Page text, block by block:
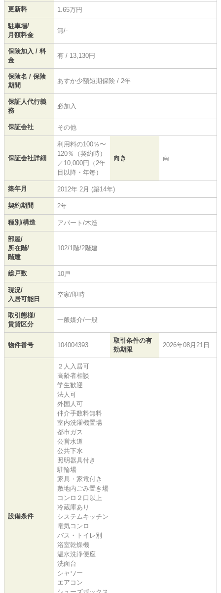
更新料 1.65万円
駐車場/
月額料金
無/-
保険加入 / 料
金
有 / 13,130円
保険名 / 保険
期間
あすか少額短期保険 / 2年
保証人代行義
務
必加入
保証会社 その他
保証会社詳細
利用料の100％〜
120％（契約時）
／10,000円（2年
目以降・年毎）
向き 南
築年月 2012年 2月 (築14年)
契約期間 2年
種別/構造 アパート/木造
部屋/
所在階/
階建
102/1階/2階建
総戸数 10戸
現況/
入居可能日
空家/即時
取引態様/
賃貸区分
一般媒介/一般
物件番号 104004393
取引条件の有
効期限
2026年08月21日
設備条件
２人入居可
高齢者相談
学生歓迎
法人可
外国人可
仲介手数料無料
室内洗濯機置場
都市ガス
公営水道
公共下水
照明器具付き
駐輪場
家具・家電付き
敷地内ごみ置き場
コンロ２口以上
冷蔵庫あり
システムキッチン
電気コンロ
バス・トイレ別
浴室乾燥機
温水洗浄便座
洗面台
シャワー
エアコン